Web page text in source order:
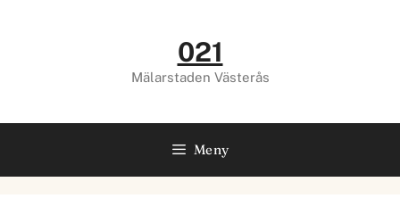
021
Mälarstaden Västerås
Meny